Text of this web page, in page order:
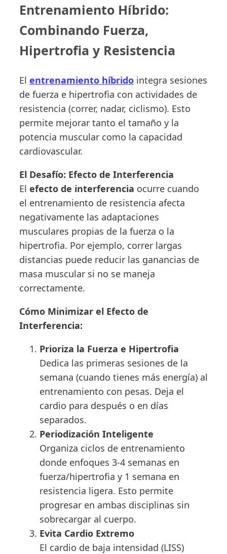
Entrenamiento Híbrido:
Combinando Fuerza,
Hipertrofia y Resistencia
El entrenamiento híbrido integra sesiones
de fuerza e hipertrofia con actividades de
resistencia (correr, nadar, ciclismo). Esto
permite mejorar tanto el tamaño y la
potencia muscular como la capacidad
cardiovascular.
El Desafío: Efecto de Interferencia
El efecto de interferencia ocurre cuando
el entrenamiento de resistencia afecta
negativamente las adaptaciones
musculares propias de la fuerza o la
hipertrofia. Por ejemplo, correr largas
distancias puede reducir las ganancias de
masa muscular si no se maneja
correctamente.
Cómo Minimizar el Efecto de
Interferencia:
Prioriza la Fuerza e Hipertrofia
Dedica las primeras sesiones de la
semana (cuando tienes más energía) al
entrenamiento con pesas. Deja el
cardio para después o en días
separados.
Periodización Inteligente
Organiza ciclos de entrenamiento
donde enfoques 3-4 semanas en
fuerza/hipertrofia y 1 semana en
resistencia ligera. Esto permite
progresar en ambas disciplinas sin
sobrecargar al cuerpo.
Evita Cardio Extremo
El cardio de baja intensidad (LISS)